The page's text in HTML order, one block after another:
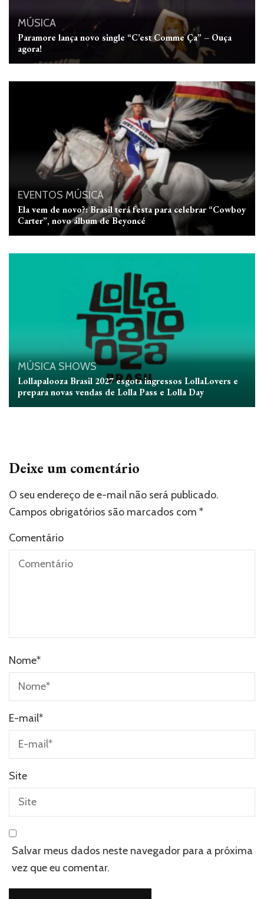
MÚSICA
Paramore lança novo single “C’est Comme Ça” – Ouça
agora!
EVENTOS MÚSICA
Ela vem de novo?: Brasil terá festa para celebrar “Cowboy
Carter”, novo álbum de Beyoncé
MÚSICA SHOWS
Lollapalooza Brasil 2027 esgota ingressos LollaLovers e
prepara novas vendas de Lolla Pass e Lolla Day
Deixe um comentário
O seu endereço de e-mail não será publicado.
Campos obrigatórios são marcados com *
Comentário
Nome*
E-mail*
Site
Salvar meus dados neste navegador para a próxima
vez que eu comentar.